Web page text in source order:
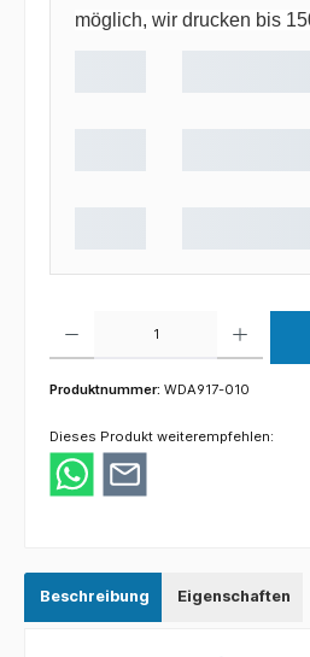
möglich, wir drucken bis
Produktnummer: WDA917-010
Dieses Produkt weiterempfehlen:
Beschreibung Eigenschaften